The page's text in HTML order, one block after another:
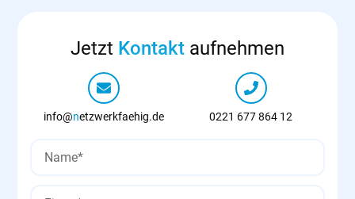
Jetzt Kontakt aufnehmen
info@netzwerkfaehig.de 0221 677 864 12